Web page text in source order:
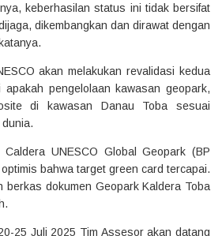
keberhasilan status ini tidak bersifat
dikembangkan dan dirawat dengan
akan melakukan revalidasi kedua
apakah pengelolaan kawasan geopark,
di kawasan Danau Toba sesuai
UNESCO Global Geopark (BP
bahwa target green card tercapai.
berkas dokumen Geopark Kaldera Toba
25 Juli 2025 Tim Assesor akan datang